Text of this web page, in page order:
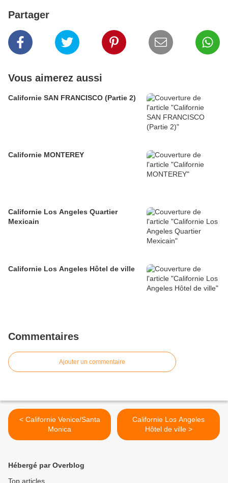
Partager
Vous aimerez aussi
Californie SAN FRANCISCO (Partie 2)
Californie MONTEREY
Californie Los Angeles Quartier
Mexicain
Californie Los Angeles Hôtel de ville
Commentaires
Ajouter un commentaire
< Californie Venice/Santa
Monica
Californie Los Angeles
Hôtel de ville >
Hébergé par Overblog
Top articles